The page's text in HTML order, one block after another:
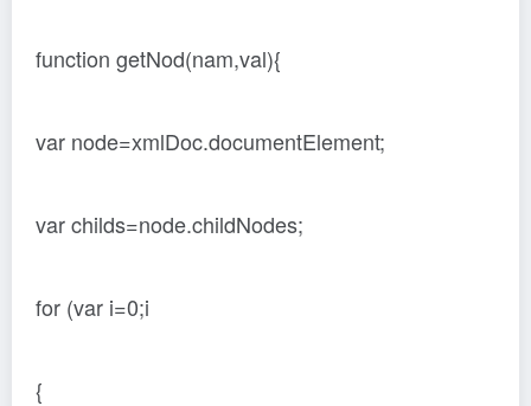
function getNod(nam,val){
var node=xmlDoc.documentElement;
var childs=node.childNodes;
for (var i=0;i
{